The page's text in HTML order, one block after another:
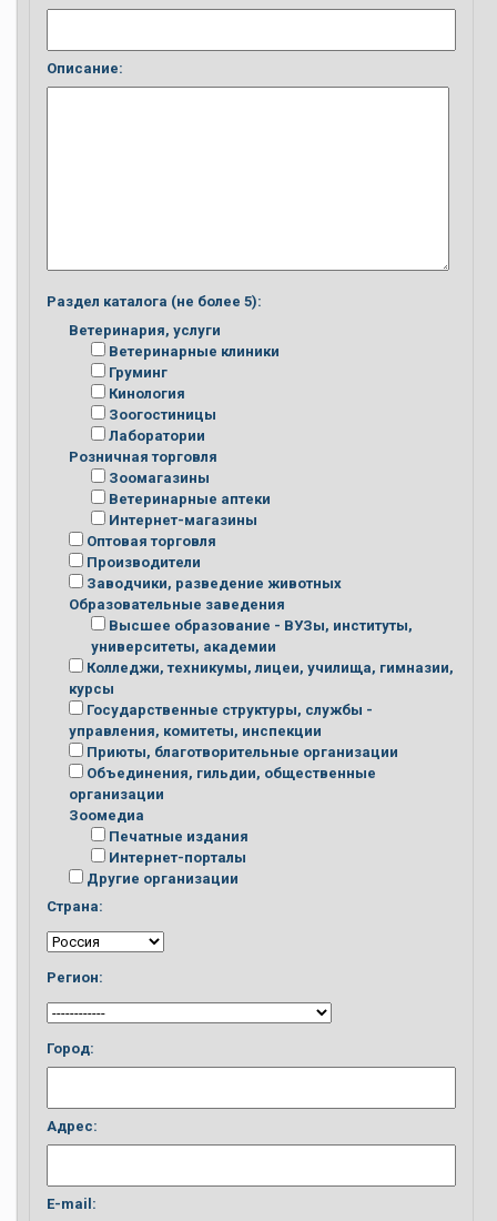
Описание:
Раздел каталога (не более 5):
Ветеринария, услуги
Ветеринарные клиники
Груминг
Кинология
Зоогостиницы
Лаборатории
Розничная торговля
Зоомагазины
Ветеринарные аптеки
Интернет-магазины
Оптовая торговля
Производители
Заводчики, разведение животных
Образовательные заведения
Высшее образование - ВУЗы, институты,
университеты, академии
Колледжи, техникумы, лицеи, училища, гимназии,
курсы
Государственные структуры, службы -
управления, комитеты, инспекции
Приюты, благотворительные организации
Объединения, гильдии, общественные
организации
Зоомедиа
Печатные издания
Интернет-порталы
Другие организации
Страна:
Регион:
Город:
Адрес:
E-mail: